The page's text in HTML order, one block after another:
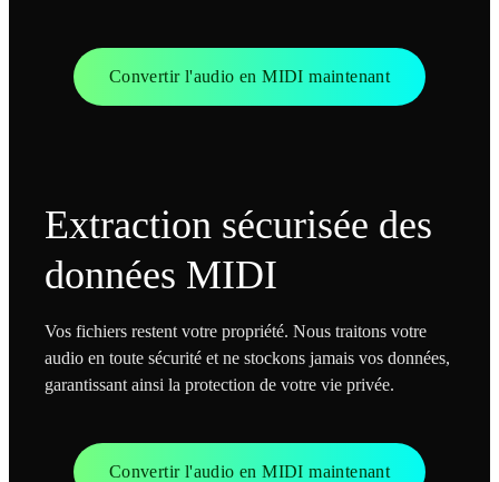
Convertir l'audio en MIDI maintenant
Extraction sécurisée des
données MIDI
Vos fichiers restent votre propriété. Nous traitons votre
audio en toute sécurité et ne stockons jamais vos données,
garantissant ainsi la protection de votre vie privée.
Convertir l'audio en MIDI maintenant